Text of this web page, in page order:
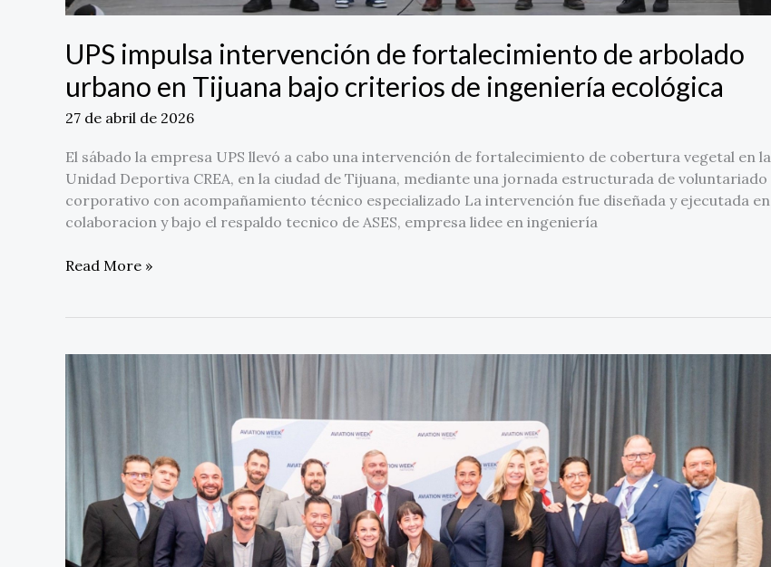
UPS impulsa intervención de fortalecimiento de arbolado
urbano en Tijuana bajo criterios de ingeniería ecológica
27 de abril de 2026
El sábado la empresa UPS llevó a cabo una intervención de fortalecimiento de cobertura vegetal en la
Unidad Deportiva CREA, en la ciudad de Tijuana, mediante una jornada estructurada de voluntariado
corporativo con acompañamiento técnico especializado La intervención fue diseñada y ejecutada en
colaboracion y bajo el respaldo tecnico de ASES, empresa lidee en ingeniería
Read More »
Reino
Unido